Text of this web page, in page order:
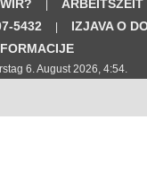
ARBEITSZEIT
5432
IZJAVA O
6. August 2026, 4:54.